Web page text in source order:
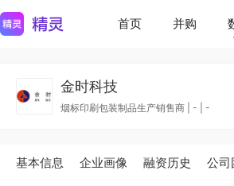
首页 并购
金时科技
烟标印刷包装制品生产销售商 - -
基本信息 企业画像 融资历史 公司